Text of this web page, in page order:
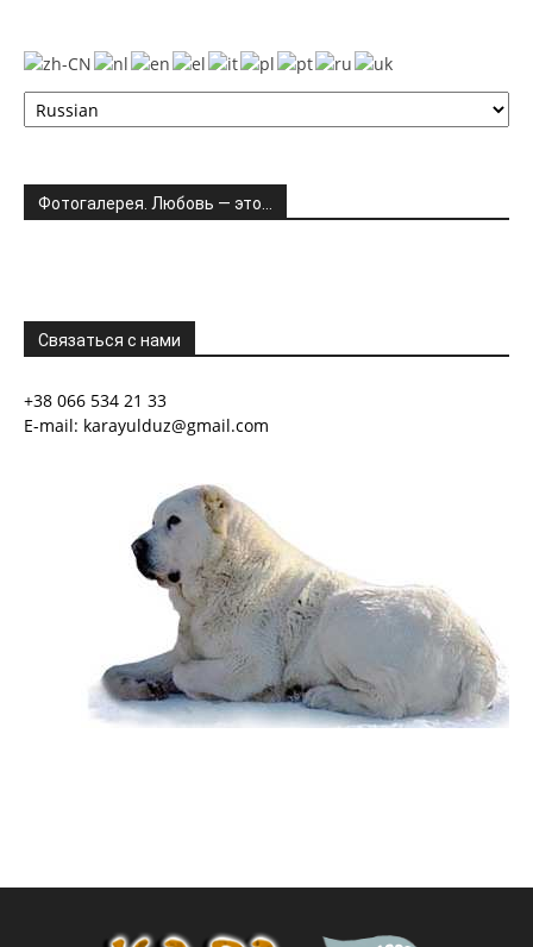
Фотогалерея. Любовь — это…
Связаться с нами
+38 066 534 21 33
E-mail: karayulduz@gmail.com